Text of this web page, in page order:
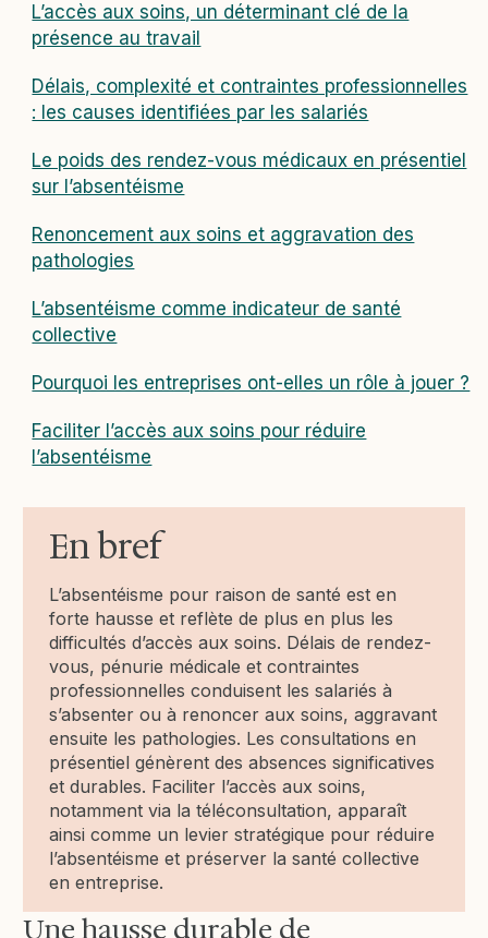
En bref
L’absentéisme pour raison de santé est en
forte hausse et reflète de plus en plus les
difficultés d’accès aux soins. Délais de rendez-
vous, pénurie médicale et contraintes
professionnelles conduisent les salariés à
s’absenter ou à renoncer aux soins, aggravant
ensuite les pathologies. Les consultations en
présentiel génèrent des absences significatives
et durables. Faciliter l’accès aux soins,
notamment via la téléconsultation, apparaît
ainsi comme un levier stratégique pour réduire
l’absentéisme et préserver la santé collective
en entreprise.
Une hausse durable de
L’accès aux soins, un déterminant clé de la
présence au travail
Délais, complexité et contraintes professionnelles
: les causes identifiées par les salariés
Le poids des rendez-vous médicaux en présentiel
sur l’absentéisme
Renoncement aux soins et aggravation des
pathologies
L’absentéisme comme indicateur de santé
collective
Pourquoi les entreprises ont-elles un rôle à jouer ?
Faciliter l’accès aux soins pour réduire
l’absentéisme